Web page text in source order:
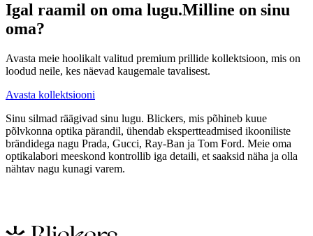
Igal raamil on oma lugu.Milline on sinu
oma?
Avasta meie hoolikalt valitud premium prillide kollektsioon, mis on
loodud neile, kes näevad kaugemale tavalisest.
Avasta kollektsiooni
Sinu silmad räägivad sinu lugu. Blickers, mis põhineb kuue
põlvkonna optika pärandil, ühendab ekspertteadmised ikooniliste
brändidega nagu Prada, Gucci, Ray-Ban ja Tom Ford. Meie oma
optikalabori meeskond kontrollib iga detaili, et saaksid näha ja olla
nähtav nagu kunagi varem.